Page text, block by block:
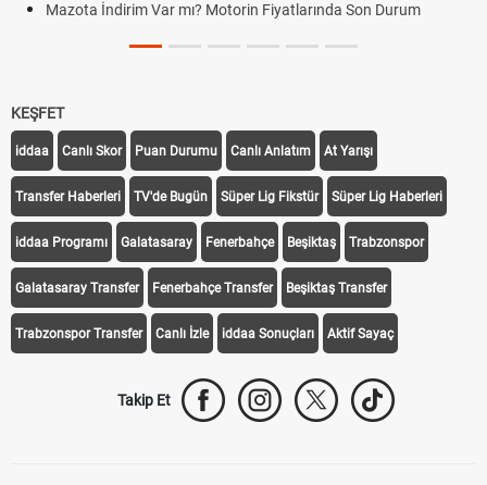
Mazota İndirim Var mı? Motorin Fiyatlarında Son Durum
KEŞFET
iddaa Canlı Skor Puan Durumu Canlı Anlatım At Yarışı
Transfer Haberleri TV'de Bugün Süper Lig Fikstür Süper Lig Haberleri
iddaa Programı Galatasaray Fenerbahçe Beşiktaş Trabzonspor
Galatasaray Transfer Fenerbahçe Transfer Beşiktaş Transfer
Canlı İzle iddaa Sonuçları Aktif Sayaç